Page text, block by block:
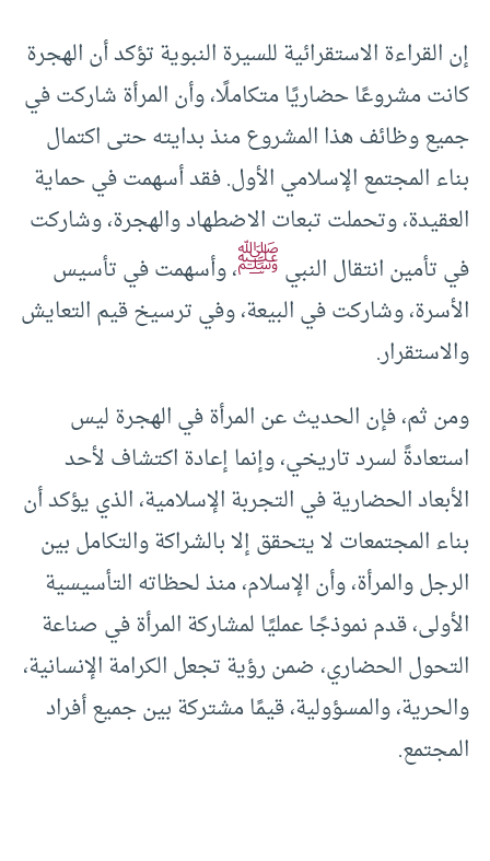
إن القراءة الاستقرائية للسيرة النبوية تؤكد أن الهجرة
كانت مشروعًا حضاريًا متكاملًا، وأن المرأة شاركت في
جميع وظائف هذا المشروع منذ بدايته حتى اكتمال
بناء المجتمع الإسلامي الأول. فقد أسهمت في حماية
العقيدة، وتحملت تبعات الاضطهاد والهجرة، وشاركت
في تأمين انتقال النبيﷺ، وأسهمت في تأسيس
الأسرة، وشاركت في البيعة، وفي ترسيخ قيم التعايش
والاستقرار.
ومن ثم، فإن الحديث عن المرأة في الهجرة ليس
استعادةً لسرد تاريخي، وإنما إعادة اكتشاف لأحد
الأبعاد الحضارية في التجربة الإسلامية، الذي يؤكد أن
بناء المجتمعات لا يتحقق إلا بالشراكة والتكامل بين
الرجل والمرأة، وأن الإسلام، منذ لحظاته التأسيسية
الأولى، قدم نموذجًا عمليًا لمشاركة المرأة في صناعة
التحول الحضاري، ضمن رؤية تجعل الكرامة الإنسانية،
والحرية، والمسؤولية، قيمًا مشتركة بين جميع أفراد
المجتمع.